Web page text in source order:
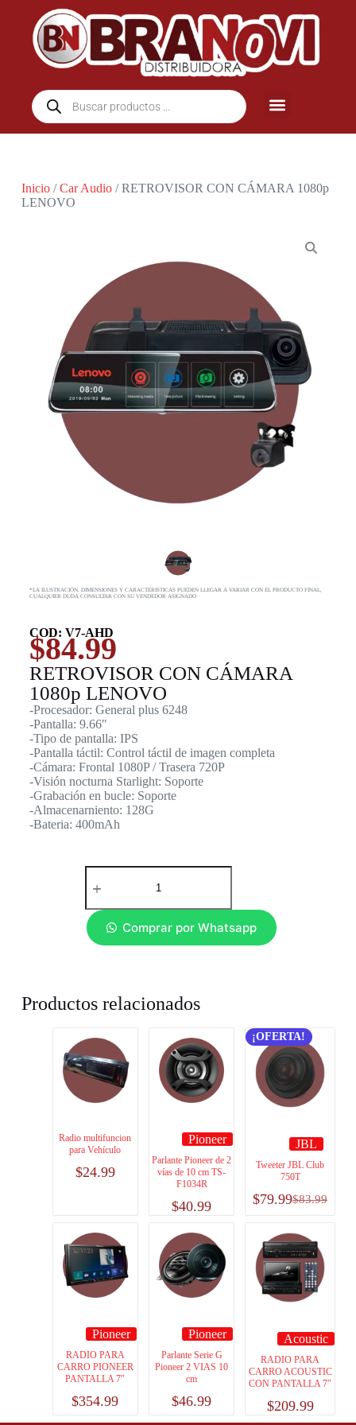
Inicio/Car Audio/ RETROVISOR CON CÁMARA 1080p
LENOVO
*LA ILUSTRACIÓN, DIMENSIONES Y CARACTERISTICAS PUEDEN LLEGAR A VARIAR CON EL PRODUCTO FINAL,
CUALQUIER DUDA CONSULTAR CON SU VENDEDOR ASIGNADO
COD: V7-AHD
$84.99
RETROVISOR CON CÁMARA
1080p LENOVO
-Procesador: General plus 6248
-Pantalla: 9.66″
-Tipo de pantalla: IPS
-Pantalla táctil: Control táctil de imagen completa
-Cámara: Frontal 1080P / Trasera 720P
-Visión nocturna Starlight: Soporte
-Grabación en bucle: Soporte
-Almacenarniento: 128G
-Bateria: 400mAh
Comprar por Whatsapp
Productos relacionados
Radio multifuncion
para Vehículo
$24.99
Pioneer
Parlante Pioneer de 2
vías de 10 cm TS-
F1034R
$40.99
¡OFERTA!
JBL
Tweeter JBL Club
750T
$83.99
$79.99
Pioneer
RADIO PARA
CARRO PIONEER
PANTALLA 7″
$354.99
Pioneer
Parlante Serie G
Pioneer 2 VIAS 10
cm
$46.99
Acoustic
RADIO PARA
CARRO ACOUSTIC
CON PANTALLA 7″
$209.99